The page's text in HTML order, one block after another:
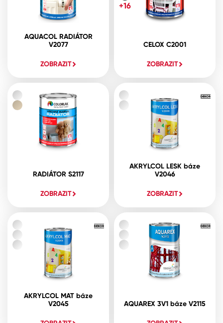
AQUACOL RADIÁTOR
V2077
ZOBRAZIT
CELOX C2001
ZOBRAZIT
+16
RADIÁTOR S2117
ZOBRAZIT
AKRYLCOL LESK báze
V2046
ZOBRAZIT
AKRYLCOL MAT báze
V2045
AQUAREX 3V1 báze V2115